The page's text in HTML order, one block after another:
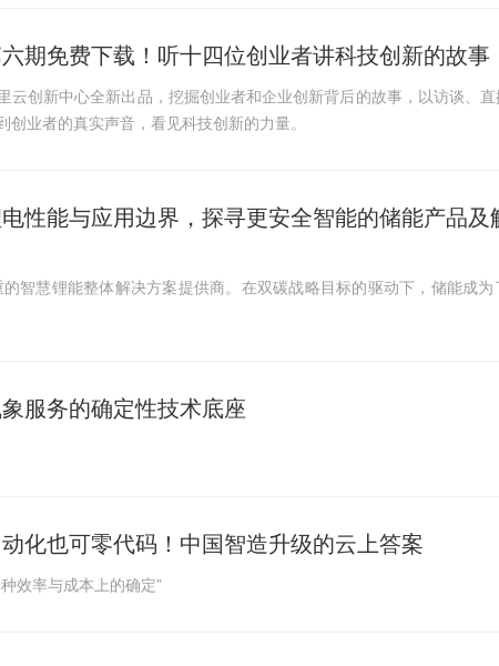
六期免费下载！听十四位创业者讲科技创新的故事
云创新中心全新出品，挖掘创业者和企业创新背后的故事，以访谈、
创业者的真实声音，看见科技创新的力量。
性能与应用边界，探寻更安全智能的储能产品及
智慧锂能整体解决方案提供商。在双碳战略目标的驱动下，储能成
服务的确定性技术底座
化也可零代码！中国智造升级的云上答案
效率与成本上的确定”